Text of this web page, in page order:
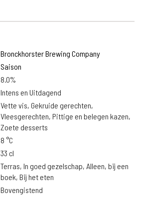
Bronckhorster Brewing Company
Saison
8.0%
Intens en Uitdagend
Vette vis, Gekruide gerechten,
Vleesgerechten, Pittige en belegen kazen,
Zoete desserts
8 °C
33 cl
Terras, In goed gezelschap, Alleen, bij een
boek, Bij het eten
Bovengistend